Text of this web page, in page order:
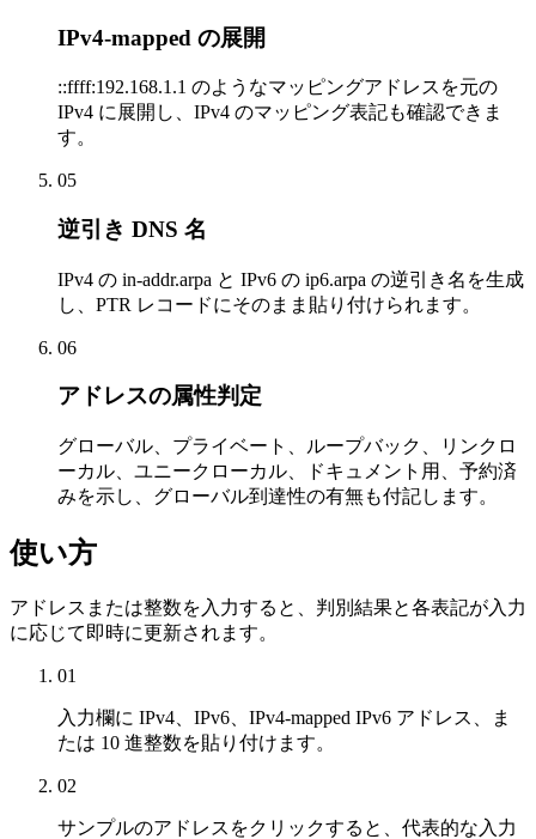
IPv4-mapped の展開
::ffff:192.168.1.1 のようなマッピングアドレスを元の
IPv4 に展開し、IPv4 のマッピング表記も確認できま
す。
05
逆引き DNS 名
IPv4 の in-addr.arpa と IPv6 の ip6.arpa の逆引き名を生成
し、PTR レコードにそのまま貼り付けられます。
06
アドレスの属性判定
グローバル、プライベート、ループバック、リンクロ
ーカル、ユニークローカル、ドキュメント用、予約済
みを示し、グローバル到達性の有無も付記します。
使い方
アドレスまたは整数を入力すると、判別結果と各表記が入力
に応じて即時に更新されます。
01
入力欄に IPv4、IPv6、IPv4-mapped IPv6 アドレス、ま
たは 10 進整数を貼り付けます。
02
サンプルのアドレスをクリックすると、代表的な入力